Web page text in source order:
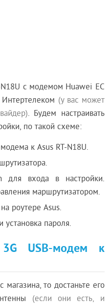
N18U с модемом Huawei EC
(у вас может
. Будем настраивать
по такой схеме:
к Asus RT-N18U.
для входа в настройки.
маршрутизатором.
роутере Asus.
установка пароля.
USB-модем к
то достаньте его
(если они есть, и